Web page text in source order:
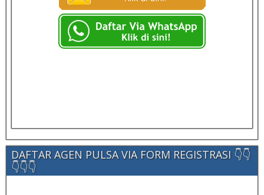
DAFTAR AGEN PULSA VIA FORM REGISTRASI 👇👇
👇👇👇